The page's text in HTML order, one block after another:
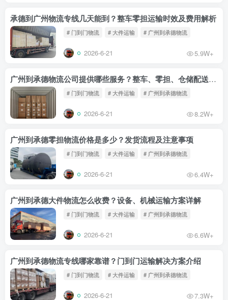
承德到广州物流专线几天能到？整车零担运输时效及费用解析
# 门到门物流 # 大件运输 # 广州到承德物流
2026-6-21 5.9W+
广州到承德物流公司提供哪些服务？整车、零担、仓储配送一站式方案
# 门到门物流 # 大件运输 # 广州到承德物流
2026-6-21 8.2W+
广州到承德零担物流价格是多少？发货流程及注意事项
# 门到门物流 # 大件运输 # 广州到承德物流
2026-6-21 6.4W+
广州到承德大件物流怎么收费？设备、机械运输方案详解
# 门到门物流 # 大件运输 # 广州到承德物流
2026-6-21 6.6W+
广州到承德物流专线哪家靠谱？门到门运输解决方案介绍
# 门到门物流 # 大件运输 # 广州到承德物流
2026-6-21 7.3W+